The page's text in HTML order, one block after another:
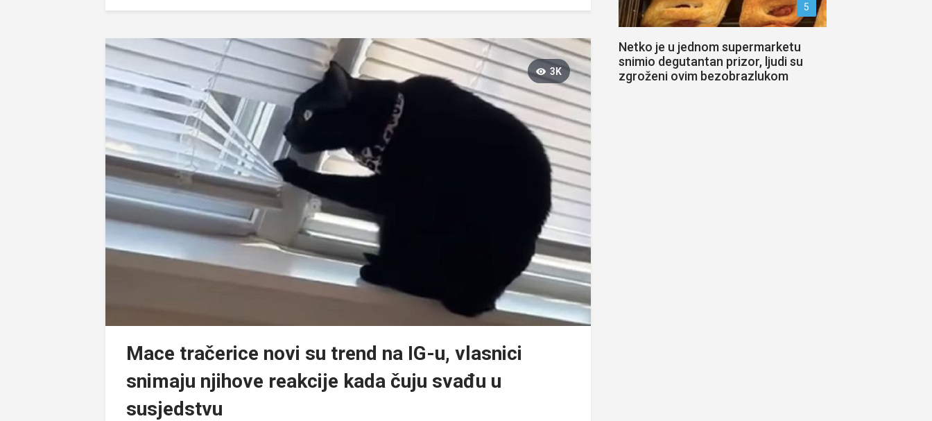
3K
Mace tračerice novi su trend na IG-u, vlasnici
snimaju njihove reakcije kada čuju svađu u
susjedstvu
5
Netko je u jednom supermarketu
snimio degutantan prizor, ljudi su
zgroženi ovim bezobrazlukom